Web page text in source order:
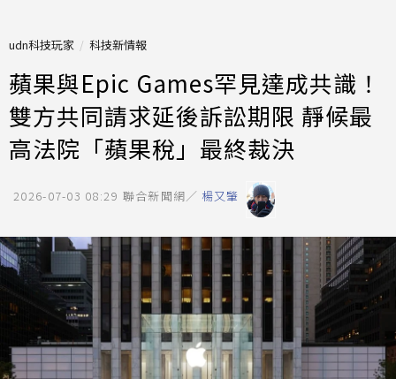
udn科技玩家 科技新情報
蘋果與Epic Games罕見達成共識！
雙方共同請求延後訴訟期限 靜候最
高法院「蘋果稅」最終裁決
2026-07-03 08:29 聯合新聞網／ 楊又肇